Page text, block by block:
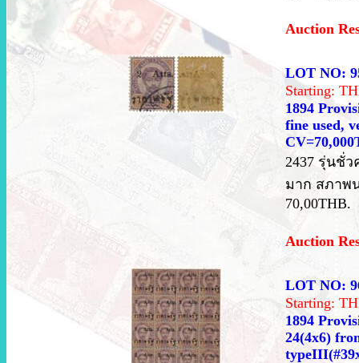
Auction
LOT NO:
Starting:
1894
fine used,
2437 รุ่นชั่
มาก สภาพ
70,00THB.
Auction
LOT NO:
Starting:
1894
24(4x6)